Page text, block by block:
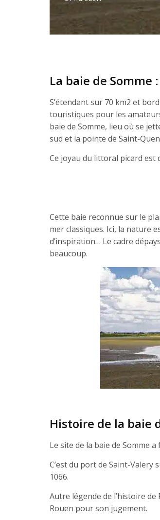
Jérémie
La baie de Somme
S’étendant sur 70 km2 et
touristiques pour les
baie de Somme, lieu où se
sud et la pointe de Saint-
Ce joyau du littoral picard est
Cette baie reconnue sur le
mer classiques. Ici, la nature
d’inspiration… Le cadre
beaucoup.
Histoire de la baie
Le site de la baie de Somme
C’est du port de Saint-Valery
1066.
Autre légende de l’histoire
Rouen pour son jugement.